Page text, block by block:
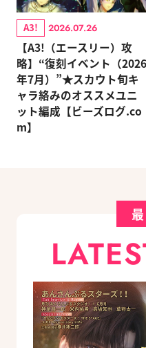
A3! 2026.07.26
【A3!（エースリー）攻
略】“復刻イベント（2026
年7月）”★スカウト旬キ
ャラ絡みのオススメユニ
ット編成【ビーズログ.co
m】